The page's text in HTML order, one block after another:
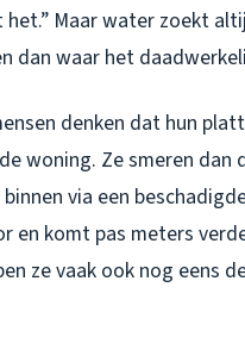
Maar water zoekt
dan waar het
denken dat hun
woning. Ze smeren dan
via een
en komt pas meters
ze vaak ook nog eens